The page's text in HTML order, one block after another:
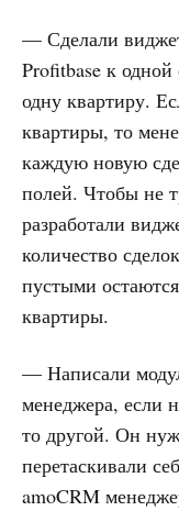
— Сделали
Profitbase к
одну квартиру.
квартиры, то
каждую новую
полей. Чтобы не
разработали
количество
пустыми
квартиры.
— Написали
менеджера, если
то другой. Он
перетаскивали
amoCRM